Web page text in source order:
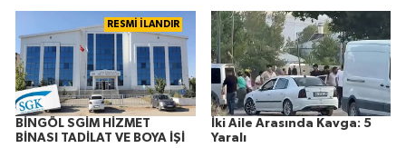
RESMİ İLANDIR
BİNGÖL SGİM HİZMET
BİNASI TADİLAT VE BOYA İŞİ
İki Aile Arasında Kavga: 5
Yaralı